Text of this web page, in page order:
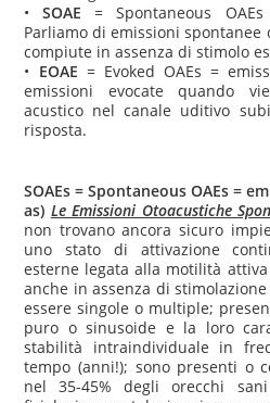
•SOAE = Spontaneous
Parliamo di emissioni
compiute in assenza di stimolo
• EOAE = Evoked OAEs =
emissioni evocate quando
acustico nel canale uditivo
risposta.
SOAEs = Spontaneous OAEs =
as) Le Emissioni Otoacustiche
non trovano ancora sicuro
uno stato di attivazione
esterne legata alla motilità
anche in assenza di
essere singole o multiple;
puro o sinusoide e la loro
stabilità intraindividuale in
tempo (anni!); sono presenti o
nel 35-45% degli orecchi